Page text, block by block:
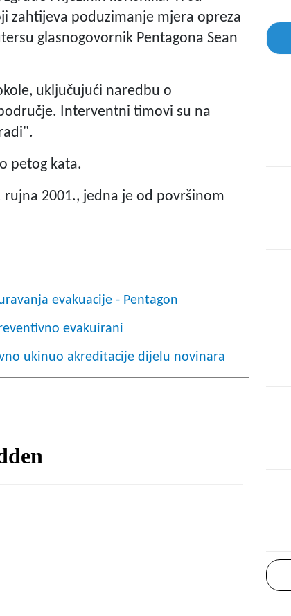
zahtijeva poduzimanje mjera opreza
glasnogovornik Pentagona Sean
uključujući naredbu o
Interventni timovi su na
petog kata.
2001., jedna je od površinom
evakuacije - Pentagon
evakuirani
ukinuo akreditacije dijelu novinara